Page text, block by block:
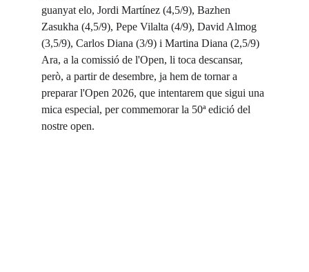
guanyat elo, Jordi Martínez (4,5/9), Bazhen
Zasukha (4,5/9), Pepe Vilalta (4/9), David Almog
(3,5/9), Carlos Diana (3/9) i Martina Diana (2,5/9)
Ara, a la comissió de l'Open, li toca descansar,
però, a partir de desembre, ja hem de tornar a
preparar l'Open 2026, que intentarem que sigui una
mica especial, per commemorar la 50ª edició del
nostre open.